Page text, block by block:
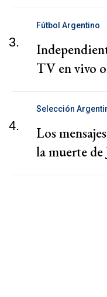
3.
Fútbol Argentino
TV en vivo
4.
Selección
Los
la muerte de